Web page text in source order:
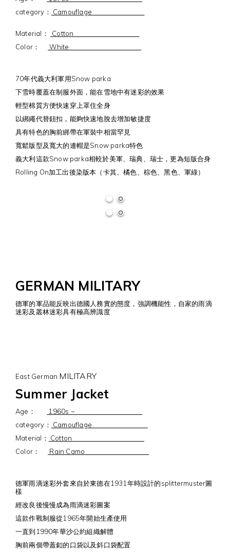
category： Camouflage
Material：
Cotton
Color：
White
70年代義大利軍用Snow parka
下雪時覆蓋在制服外面，能在雪地中有迷彩的效果
輕型棉質方便快速穿上罩住全身
以綁繩代替鈕扣，能夠快速地脫去增加敏捷度
具有特色的胸前綁帶在軍裝中相當罕見
寬鬆版型及寬大的連帽是Snow parka特色
義大利這款Snow parka相較於美軍、瑞典、瑞士，更為短版合身
Rolling On加工出後染版本（卡其、橘色、棕色、黑色、軍綠）
GERMAN MILITARY
德軍的軍品能反映出德國人務實的態度，強調機能性，自家的雨滴
迷彩及叢林迷彩具有極高辨識度
East German MILITARY
Summer Jacket
Age：
1960s ~
category： Camouflage
Material： Cotton
Color：
Rain Camo
德軍雨滴迷彩外套來自於東德在1931年時設計的splittermuster圖
樣
經改良後慢慢成為雨滴迷彩圖案
這款作戰制服從1965年開始生產使用
一直到1990年華沙公約組織解體
胸前兩個帶蓋釦的口袋以及斜口袋配置